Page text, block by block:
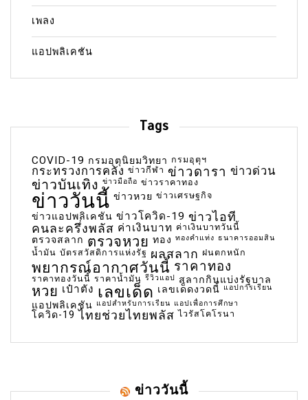
เพลง
แอปพลิเคชัน
Tags
COVID-19 กรมอุตุนิยมวิทยา กรมอุตุฯ
กระทรวงการคลัง ข่าวกีฬา ข่าวดารา ข่าวด่วน
ข่าวบันเทิง ข่าวมือถือ ข่าวราคาทอง
ข่าววันนี้ ข่าวหวย ข่าวเศรษฐกิจ
ข่าวแอปพลิเคชัน ข่าวโควิด-19 ข่าวไอที
คนละครึ่งพลัส ค่าเงินบาท ค่าเงินบาทวันนี้
ตรวจสลาก ตรวจหวย ทอง ทองคำแท่ง ธนาคารออมสิน
น้ำมัน บัตรสวัสดิการแห่งรัฐ ผลสลาก ฝนตกหนัก
พยากรณ์อากาศวันนี้ ราคาทอง
ราคาทองวันนี้ ราคาน้ำมัน รีวิวแอป สลากกินแบ่งรัฐบาล
หวย เป๋าตัง เลขเด็ด เลขเด็ดงวดนี้ แอปการเรียน
แอปพลิเคชัน แอปสำหรับการเรียน แอปเพื่อการศึกษา
โควิด-19 ไทยช่วยไทยพลัส ไวรัสโคโรนา
ข่าววันนี้